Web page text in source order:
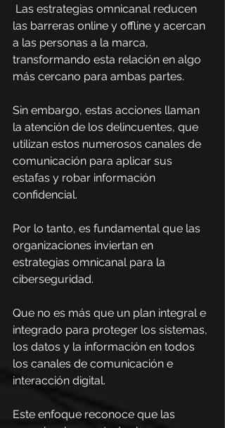
Las estrategias omnicanal reducen
las barreras online y offline y acercan
a las personas a la marca,
transformando esta relación en algo
más cercano para ambas partes.
Sin embargo, estas acciones llaman
la atención de los delincuentes, que
utilizan estos numerosos canales de
comunicación para aplicar sus
estafas y robar información
confidencial.
Por lo tanto, es fundamental que las
organizaciones inviertan en
estrategias omnicanal para la
ciberseguridad.
Que no es más que un plan integral e
integrado para proteger los sistemas,
los datos y la información en todos
los canales de comunicación e
interacción digital.
Este enfoque reconoce que las